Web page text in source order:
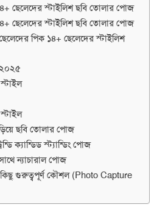
ছেলেদের স্টাইলিশ ছবি তোলার পোজ
ছেলেদের স্টাইলিশ ছবি তোলার পোজ
পিক ১৪+ ছেলেদের স্টাইলিশ
ছবি তোলার পোজ
ক্যান্ডিড স্ট্যান্ডিং পোজ
ন্যাচারাল পোজ
গুরুত্বপূর্ণ কৌশল (Photo Capture